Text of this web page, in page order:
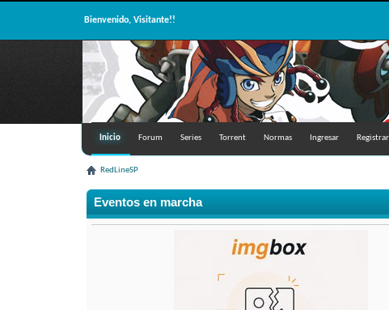
Bienvenido, Visitante!!
Inicio Forum Series Torrent Normas Ingresar
RedLineSP
Eventos en marcha